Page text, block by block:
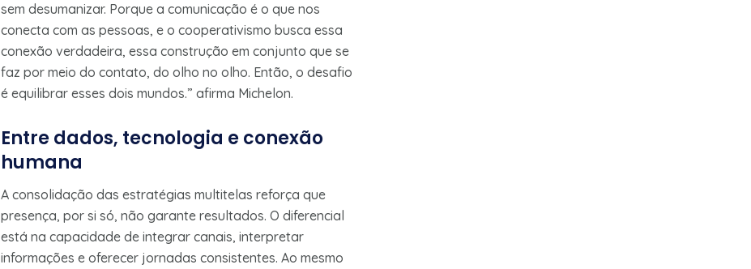
sem desumanizar. Porque a comunicação é o que nos
conecta com as pessoas, e o cooperativismo busca essa
conexão verdadeira, essa construção em conjunto que se
faz por meio do contato, do olho no olho. Então, o desafio
é equilibrar esses dois mundos.” afirma Michelon.
Entre dados, tecnologia e conexão
humana
A consolidação das estratégias multitelas reforça que
presença, por si só, não garante resultados. O diferencial
está na capacidade de integrar canais, interpretar
informações e oferecer jornadas consistentes. Ao mesmo